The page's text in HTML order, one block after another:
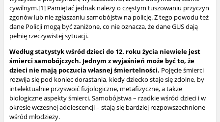
cywilnym.[1]Pamiętać jednak należy o częstym tuszowaniu przyczyn
zgonów lub nie zgłaszaniu samobójstw na policję. Z tego powodu też
dane Policji mogą być zaniżone, co nie oznacza, że dane GUS dają
pełnię rzeczywistej sytuacji.
Według statystyk wśród dzieci do 12. roku życia niewiele jest
śmierci samobójczych. Jednym z wyjaśnień może być to, że
dzieci nie mają poczucia własnej śmiertelności. Pojęcie śmierci
rozwija się pod koniec dorastania, kiedy dziecko staje się zdolne, by
intelektualnie przyswoić fizjologiczne, metafizyczne, a także
biologiczne aspekty śmierci. Samobójstwa – rzadkie wśród dzieci i w
okresie wczesnej adolescencji – stają się bardziej rozpowszechnione
wśród młodzieży.